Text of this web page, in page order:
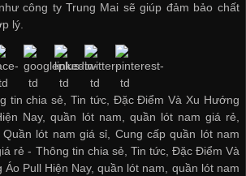
công ty Trung Mai sẽ giúp đảm bảo chất
lý.
tin chia sẻ, Tin tức, Đặc Điểm Và Xu Hướng
Nay, quần lót nam, quần lót nam giá rẻ,
Quần lót nam giá sỉ, Cung cấp quần lót nam
rẻ - Thông tin chia sẻ, Tin tức, Đặc Điểm Và
Pull Hiện Nay,quần lót nam, quần lót nam